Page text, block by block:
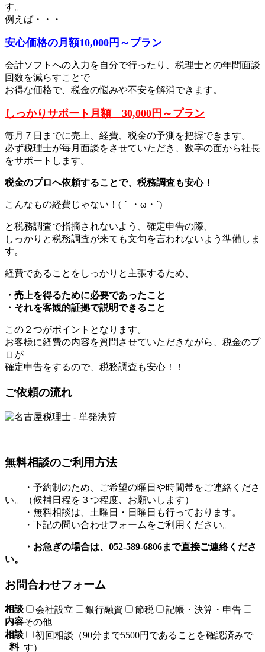
す。
例えば・・・
安心価格の月額10,000円～プラン
会計ソフトへの入力を自分で行ったり、税理士との年間面談
回数を減らすことで
お得な価格で、税金の悩みや不安を解消できます。
しっかりサポート月額 30,000円～プラン
毎月７日までに売上、経費、税金の予測を把握できます。
必ず税理士が毎月面談をさせていただき、数字の面から社長
をサポートします。
税金のプロへ依頼することで、税務調査も安心！
こんなもの経費じゃない！(｀・ω・´)
と税務調査で指摘されないよう、確定申告の際、
しっかりと税務調査が来ても文句を言われないよう準備しま
す。
経費であることをしっかりと主張するため、
・売上を得るために必要であったこと
・それを客観的証拠で説明できること
この２つがポイントとなります。
お客様に経費の内容を質問させていただきながら、税金のプ
ロが
確定申告をするので、税務調査も安心！！
ご依頼の流れ
無料相談のご利用方法
・予約制のため、ご希望の曜日や時間帯をご連絡くださ
い。（候補日程を３つ程度、お願いします）
・無料相談は、土曜日・日曜日も行っております。
・下記の問い合わせフォームをご利用ください。
・お急ぎの場合は、052-589-6806まで直接ご連絡くださ
い。
お問合わせフォーム
相談
内容
会社設立 銀行融資 節税
記帳・決算・申告
その他
相談
料
初回相談（90分まで5500円であることを確認済みで
す）